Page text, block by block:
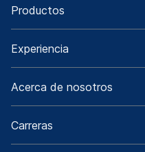
Productos
Experiencia
Acerca de nosotros
Carreras